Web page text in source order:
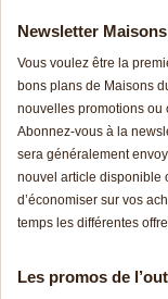
Newsletter
Vous voulez être la
bons plans de Maisons
nouvelles promotions ou
Abonnez-vous à la
sera généralement
nouvel article disponible
d’économiser sur vos
temps les différentes
Les promos de